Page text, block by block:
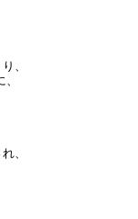
、
、